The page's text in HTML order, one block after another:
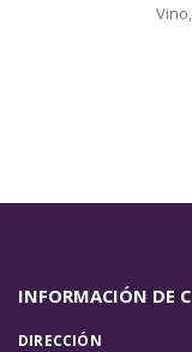
INFORMACIÓN DE
DIRECCIÓN